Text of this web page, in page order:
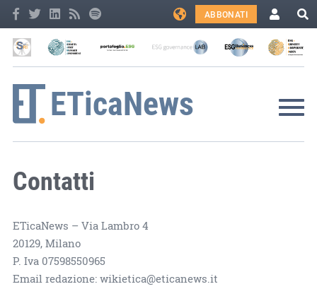
ABBONATI
Contatti
ETicaNews – Via Lambro 4
20129, Milano
P. Iva 07598550965
Email redazione: wikietica@eticanews.it